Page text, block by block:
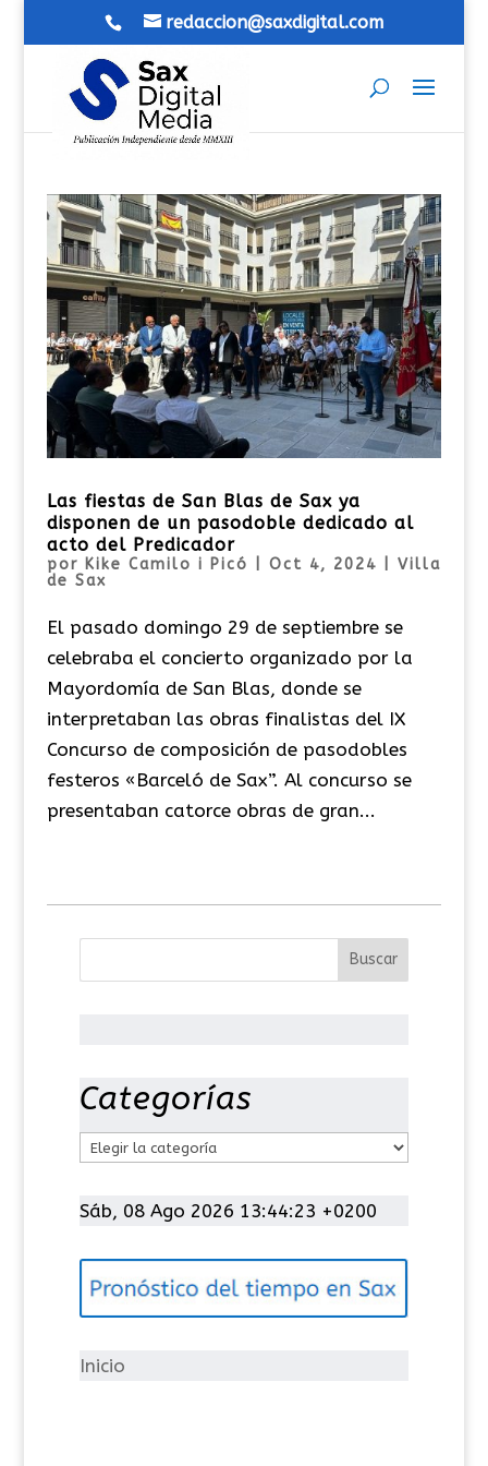
redaccion@saxdigital.com
Las fiestas de San Blas de Sax ya
disponen de un pasodoble dedicado al
acto del Predicador
por Kike Camilo i Picó Oct 4, 2024
Villa
de Sax
El pasado domingo 29 de septiembre se
celebraba el concierto organizado por la
Mayordomía de San Blas, donde se
interpretaban las obras finalistas del IX
Concurso de composición de pasodobles
festeros «Barceló de Sax”. Al concurso se
presentaban catorce obras de gran...
Categorías
t
g
í
Sáb, 08 Ago 2026 13:44:23 +0200
Inicio